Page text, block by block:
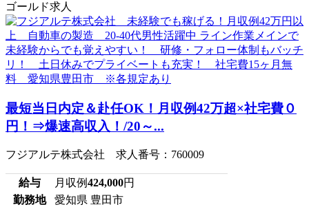
ゴールド求人
最短当日内定＆赴任OK！月収例42万超×社宅費０
円！⇒爆速高収入！/20～...
フジアルテ株式会社 求人番号：760009
給与 月収例424,000円
勤務地
愛知県 豊田市